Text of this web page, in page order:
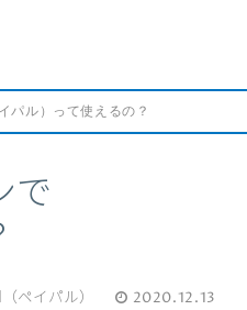
パル）って使えるの？
で
ペイパル） 2020.12.13